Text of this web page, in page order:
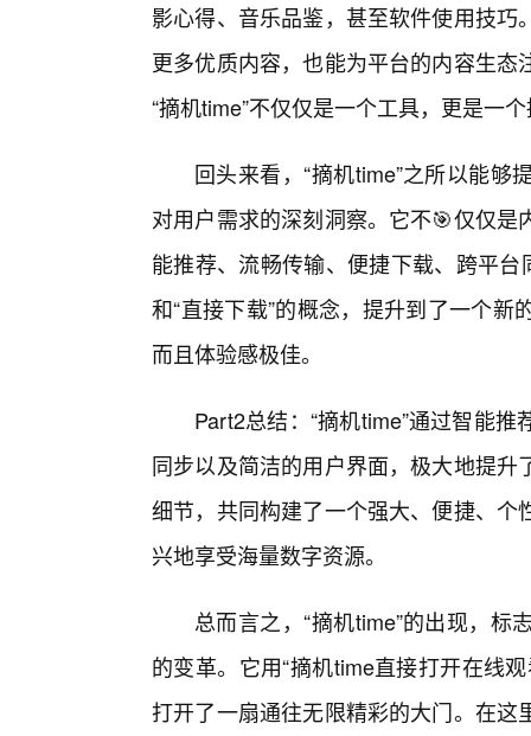
影心得、音乐品鉴，甚至软件使用技
更多优质内容，也能为平台的内容生
“摘机time”不仅仅是一个工具，更是一
回头来看，“摘机time”之所以能
对用户需求的深刻洞察。它不🎯仅仅
能推荐、流畅传输、便捷下载、跨平
和“直接下载”的概念，提升到了一个
而且体验感极佳。
Part2总结：“摘机time”通过智能
同步以及简洁的用户界面，极大地提
细节，共同构建了一个强大、便捷、
兴地享受海量数字资源。
总而言之，“摘机time”的出现，
的变革。它用“摘机time直接打开在线
打开了一扇通往无限精彩的大门。在